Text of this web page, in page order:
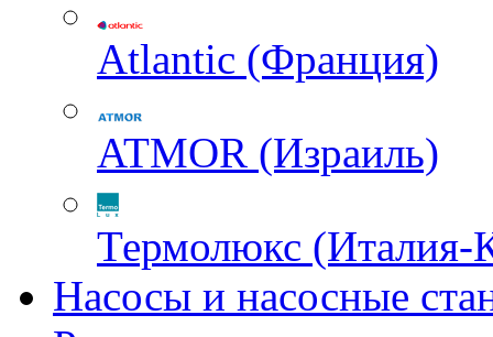
Atlantic (Франция)
ATMOR (Израиль)
Термолюкс (Италия-
Насосы и насосные